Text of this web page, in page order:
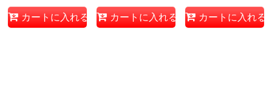
カートに入れる カートに入れる カートに入れる